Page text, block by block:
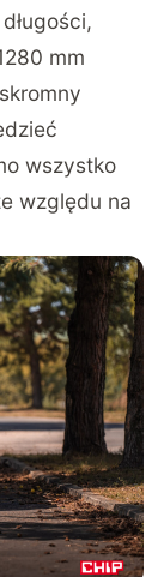
mm
wszystko
względu na